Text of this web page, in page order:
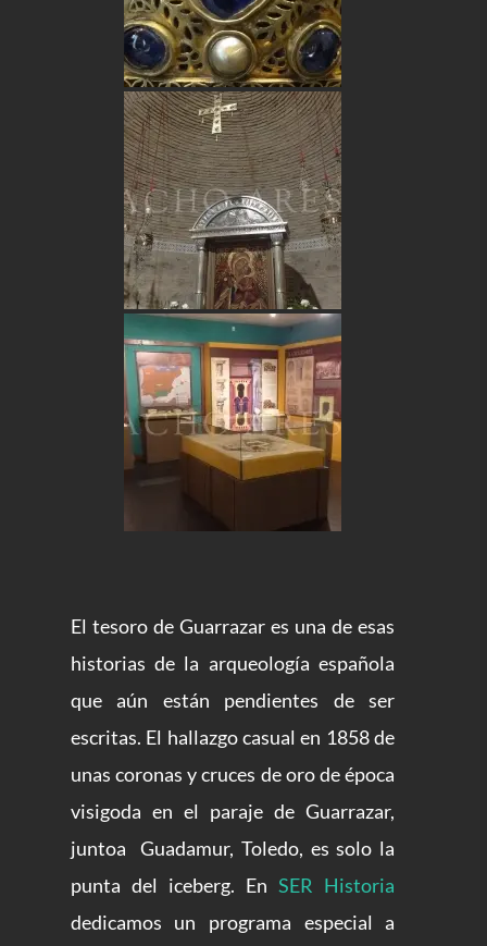
El tesoro de Guarrazar es una de esas
historias de la arqueología española
que aún están pendientes de ser
escritas. El hallazgo casual en 1858 de
unas coronas y cruces de oro de época
visigoda en el paraje de Guarrazar,
juntoa Guadamur, Toledo, es solo la
punta del iceberg. EnSER Historia
dedicamos un programa especial a